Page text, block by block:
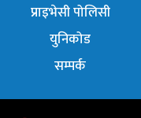
प्राइभेसी पोलिसी
युनिकोड
सम्पर्क